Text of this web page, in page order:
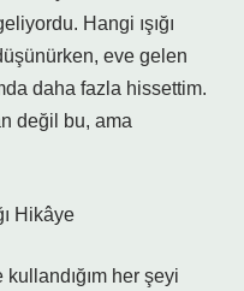
Hangi ışığı
eve gelen
daha fazla hissettim.
değil bu, ama
Hikâye
her şeyi